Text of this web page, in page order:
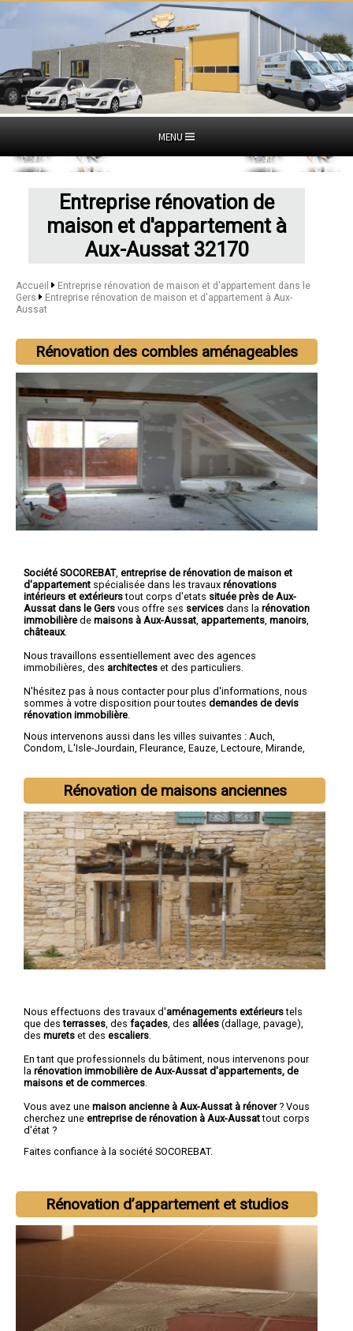
MENU
Entreprise rénovation de
maison et d'appartement à
Aux-Aussat 32170
Accueil
Entreprise rénovation de maison et d'appartement dans le
Gers
Entreprise rénovation de maison et d'appartement à Aux-
Aussat
Rénovation des combles aménageables
Société SOCOREBAT, entreprise de rénovation de maison et
d'appartement spécialisée dans les travaux rénovations
intérieurs et extérieurstout corps d'etats située près de Aux-
Aussat dans le Gers vous offre ses services dans la rénovation
immobilière de maisons à Aux-Aussat appartements manoirs
châteaux.
Nous travaillons essentiellement avec des agences
immobilières, des architectes et des particuliers.
N'hésitez pas à nous contacter pour plus d'informations, nous
sommes à votre disposition pour toutes demandes de devis
rénovation immobilière
Nous intervenons aussi dans les villes suivantes : Auch,
Condom, L'Isle-Jourdain, Fleurance, Eauze, Lectoure, Mirande,
Rénovation de maisons anciennes
Nous effectuons des travaux d'aménagements extérieurstels
que desterrasses , des façades , des allées (dallage, pavage),
des murets et des escaliers
En tant que professionnels du bâtiment, nous intervenons pour
la rénovation immobilière de Aux-Aussat d'appartements, de
maisons et de commerces
Vous avez une maison ancienne à Aux-Aussat à rénover? Vous
cherchez une entreprise de rénovation à Aux-Aussattout corps
d'état ?
Faites confiance à la société SOCOREBAT.
Rénovation d’appartement et studios